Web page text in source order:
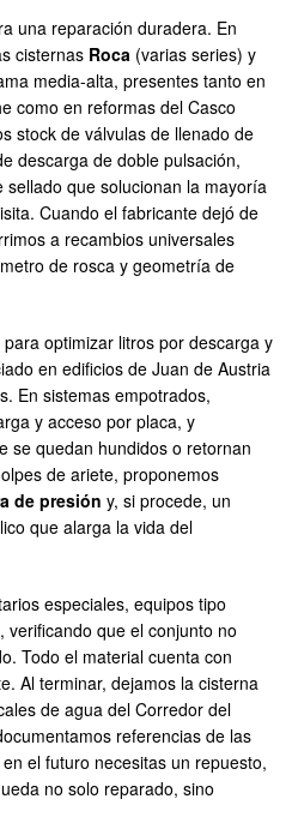
una reparación duradera. En
cisternas Roca (varias series) y
media-alta, presentes tanto en
como en reformas del Casco
stock de válvulas de llenado de
descarga de doble pulsación,
que solucionan la mayoría
Cuando el fabricante dejó de
a recambios universales
de rosca y geometría de
optimizar litros por descarga y
en edificios de Juan de Austria
En sistemas empotrados,
y acceso por placa, y
se quedan hundidos o retornan
de ariete, proponemos
de presión y, si procede, un
que alarga la vida del
especiales, equipos tipo
verificando que el conjunto no
Todo el material cuenta con
Al terminar, dejamos la cisterna
de agua del Corredor del
referencias de las
el futuro necesitas un repuesto,
no solo reparado, sino